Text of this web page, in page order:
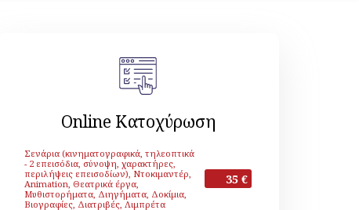
Online Κατοχύρωση
Σενάρια (κινηματογραφικά, τηλεοπτικά
- 2 επεισόδια, σύνοψη, χαρακτήρες,
περιλήψεις επεισοδίων), Ντοκιμαντέρ,
Animation, Θεατρικά έργα,
Μυθιστορήματα, Διηγήματα, Δοκίμια,
Βιογραφίες, Διατριβές, Λιμπρέτα
35 €